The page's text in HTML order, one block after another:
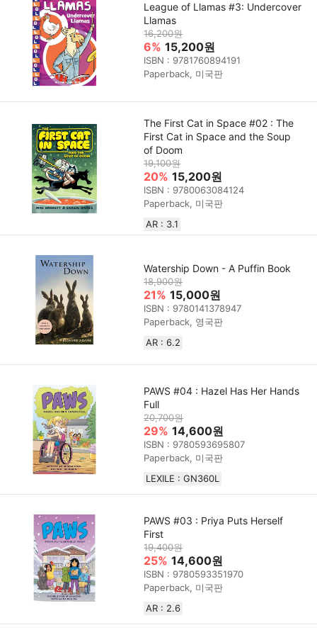
League of Llamas #3: Undercover
Llamas
16,200원
6% 15,200원
ISBN : 9781760894191
Paperback, 미국판
The First Cat in Space #02 : The
First Cat in Space and the Soup
of Doom
19,100원
20% 15,200원
ISBN : 9780063084124
Paperback, 미국판
AR : 3.1
Watership Down - A Puffin Book
18,900원
21% 15,000원
ISBN : 9780141378947
Paperback, 영국판
AR : 6.2
PAWS #04 : Hazel Has Her Hands
Full
20,700원
29% 14,600원
ISBN : 9780593695807
Paperback, 미국판
LEXILE : GN360L
PAWS #03 : Priya Puts Herself
First
19,400원
25% 14,600원
ISBN : 9780593351970
Paperback, 미국판
AR : 2.6